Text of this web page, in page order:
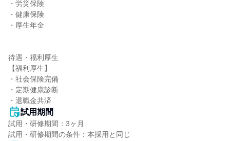
・労災保険
・健康保険
・厚生年金
待遇・福利厚生
【福利厚生】
・社会保険完備
・定期健康診断
・退職金共済
試用期間
試用・研修期間：3ヶ月